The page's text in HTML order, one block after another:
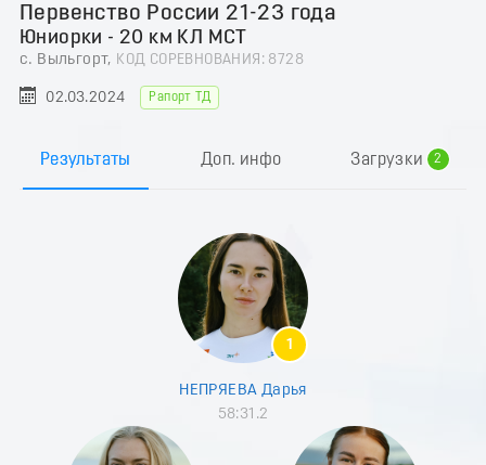
Первенство России 21-23 года
Юниорки - 20 км КЛ МСТ
с. Выльгорт, КОД СОРЕВНОВАНИЯ: 8728
02.03.2024 Рапорт ТД
Результаты Доп. инфо Загрузки
2
1
НЕПРЯЕВА Дарья
58:31.2